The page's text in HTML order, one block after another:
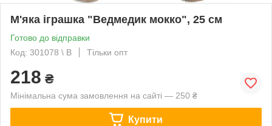
М'яка іграшка "Ведмедик мокко", 25 см
Готово до відправки
Код: 301078 \ В
Тільки опт
218 ₴
Мінімальна сума замовлення на сайті — 250 ₴
Купити